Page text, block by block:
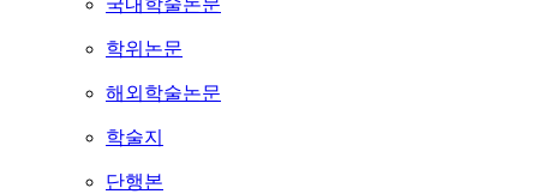
국내학술논문
학위논문
해외학술논문
학술지
단행본